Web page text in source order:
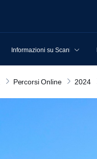
Informazioni su Scania
Percorsi Online 2024